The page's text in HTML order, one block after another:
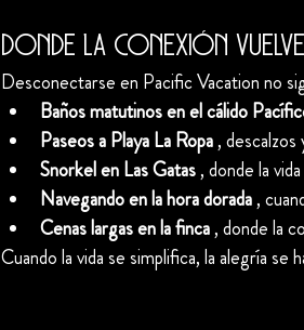
Donde la conexión
Desconectarse en Pacific Vacation no
Baños matutinos en el cálido
Paseos a Playa La Ropa , descalzos
Snorkel en Las Gatas , donde la
Navegando en la hora dorada ,
Cenas largas en la finca , donde la
Cuando la vida se simplifica, la alegría se